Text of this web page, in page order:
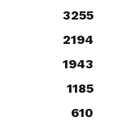
3255
2194
1943
1185
610